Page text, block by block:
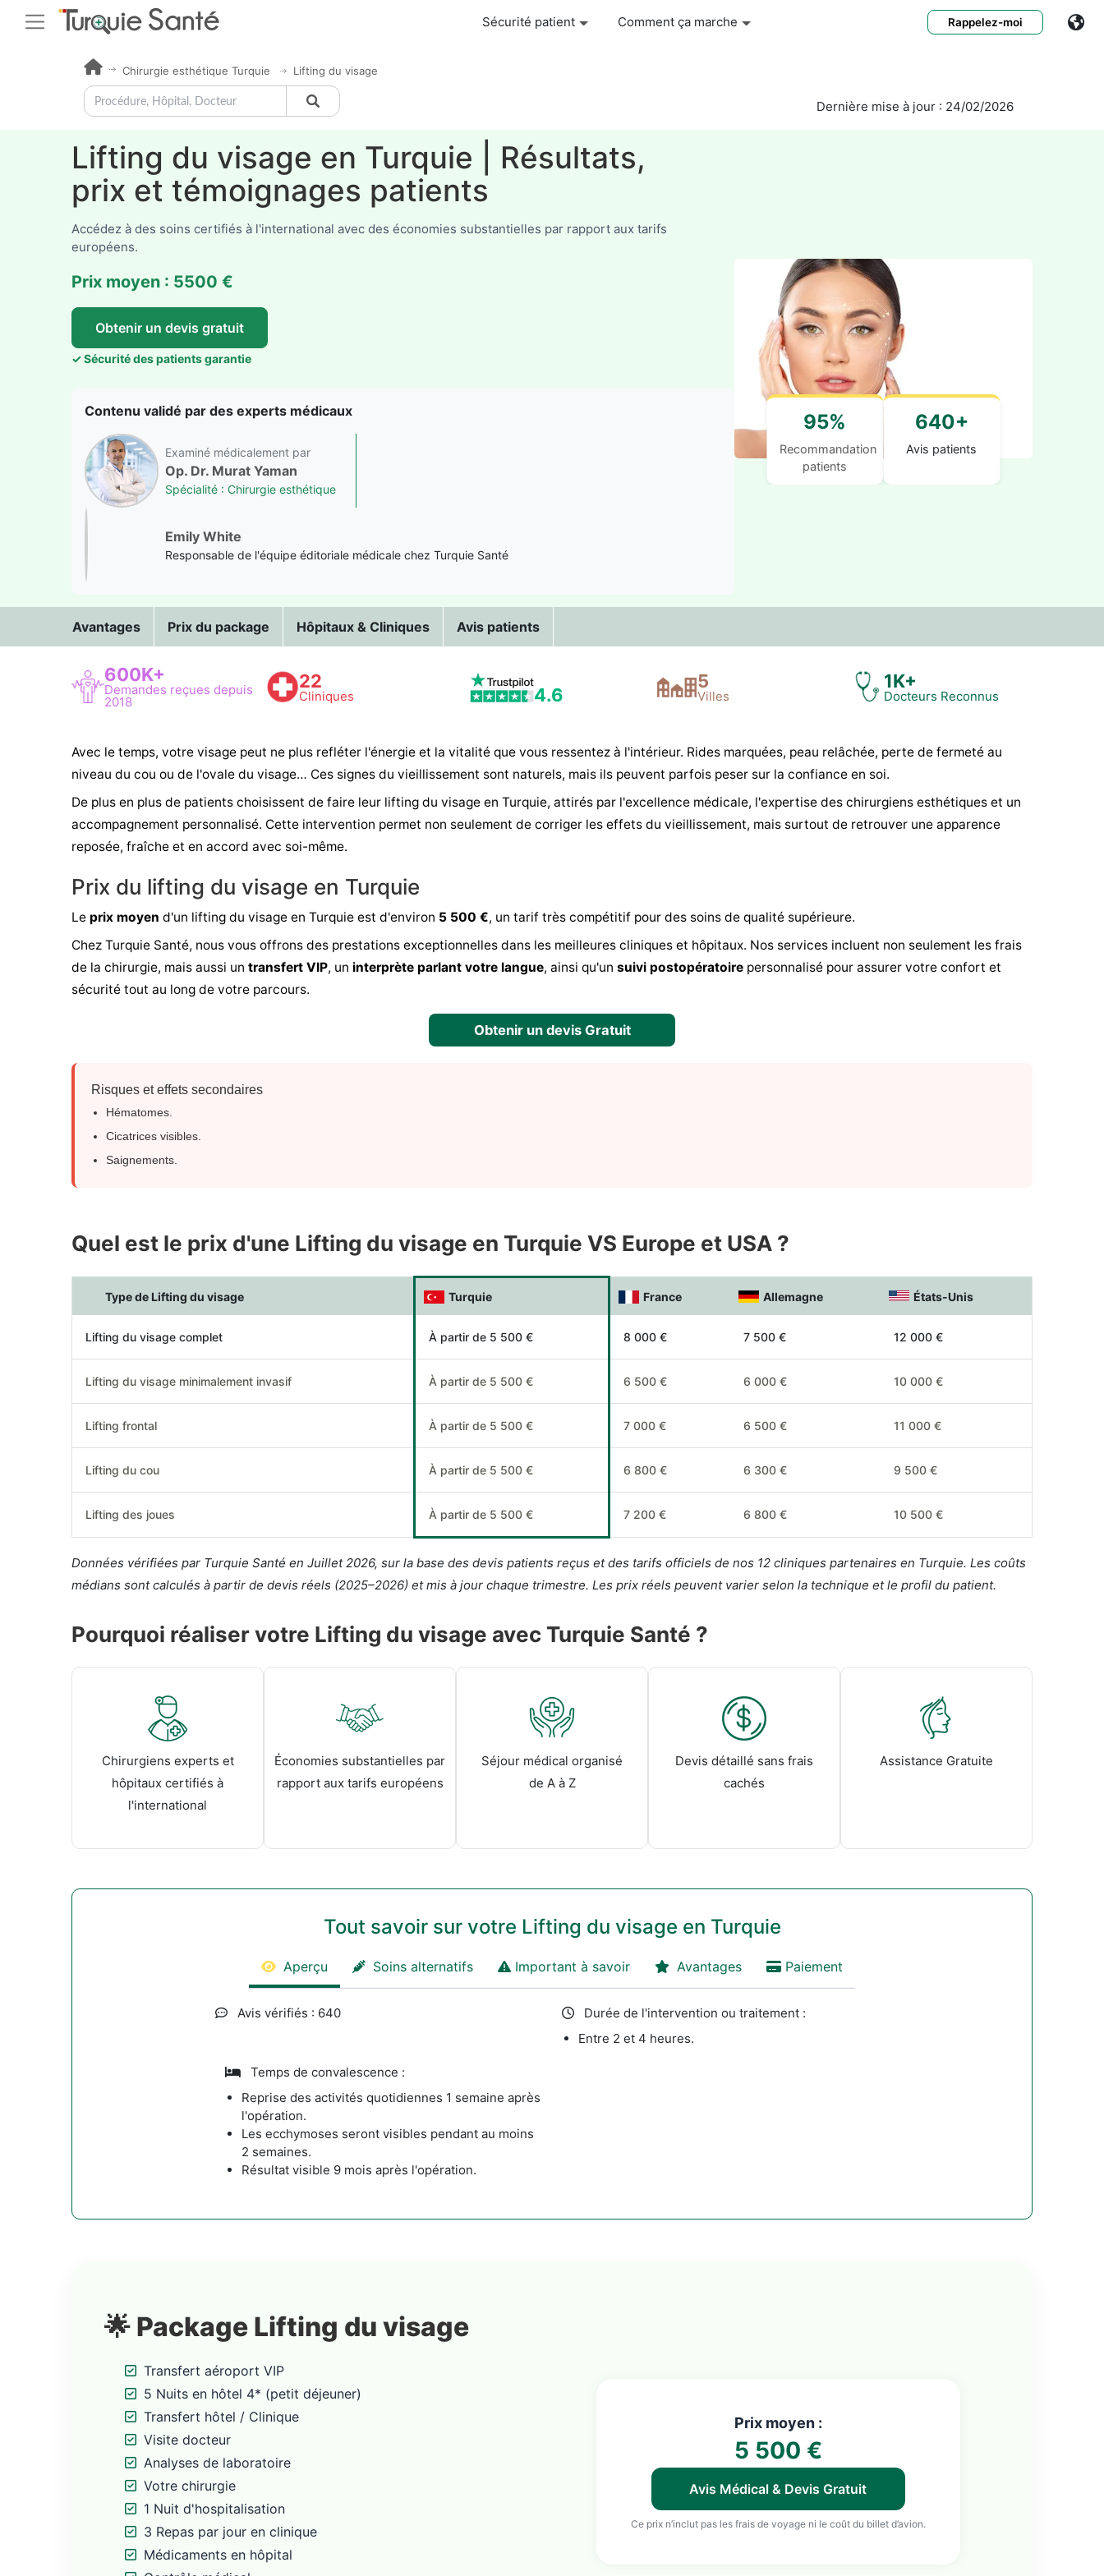
Sécurité patient Comment ça marche Rappelez-moi
Chirurgie esthétique Turquie Lifting du visage
Dernière mise à jour : 24/02/2026
Lifting du visage en Turquie | Résultats,
prix et témoignages patients
Accédez à des soins certifiés à l'international avec des économies substantielles par rapport aux tarifs
européens.
Prix moyen : 5500 €
Obtenir un devis gratuit
✓ Sécurité des patients garantie
Contenu validé par des experts médicaux
Examiné médicalement par
Op. Dr. Murat Yaman
Spécialité : Chirurgie esthétique
Emily White
Responsable de l'équipe éditoriale médicale chez Turquie Santé
95%
Recommandation
patients
640+
Avis patients
Avantages Prix du package Hôpitaux & Cliniques Avis patients
600K+
Demandes reçues depuis
2018
22
Cliniques 4.6
5
Villes
1K+
Docteurs Reconnus
Avec le temps, votre visage peut ne plus refléter l'énergie et la vitalité que vous ressentez à l'intérieur. Rides marquées, peau relâchée, perte de fermeté au
niveau du cou ou de l'ovale du visage… Ces signes du vieillissement sont naturels, mais ils peuvent parfois peser sur la confiance en soi.
De plus en plus de patients choisissent de faire leur lifting du visage en Turquie, attirés par l'excellence médicale, l'expertise des chirurgiens esthétiques et un
accompagnement personnalisé. Cette intervention permet non seulement de corriger les effets du vieillissement, mais surtout de retrouver une apparence
reposée, fraîche et en accord avec soi-même.
Prix du lifting du visage en Turquie
Le prix moyen d'un lifting du visage en Turquie est d'environ 5 500 €, un tarif très compétitif pour des soins de qualité supérieure.
Chez Turquie Santé, nous vous offrons des prestations exceptionnelles dans les meilleures cliniques et hôpitaux. Nos services incluent non seulement les frais
de la chirurgie, mais aussi un transfert VIP, un interprète parlant votre langue, ainsi qu'un suivi postopératoire personnalisé pour assurer votre confort et
sécurité tout au long de votre parcours.
Obtenir un devis Gratuit
Risques et effets secondaires
Hématomes.
Cicatrices visibles.
Saignements.
Quel est le prix d'une Lifting du visage en Turquie VS Europe et USA ?
Type de Lifting du visage Turquie France Allemagne États-Unis
Lifting du visage complet À partir de 5 500 € 8 000 € 7 500 € 12 000 €
Lifting du visage minimalement invasif À partir de 5 500 € 6 500 € 6 000 € 10 000 €
Lifting frontal À partir de 5 500 € 7 000 € 6 500 € 11 000 €
Lifting du cou À partir de 5 500 € 6 800 € 6 300 € 9 500 €
Lifting des joues À partir de 5 500 € 7 200 € 6 800 € 10 500 €
Données vérifiées par Turquie Santé en Juillet 2026, sur la base des devis patients reçus et des tarifs officiels de nos 12 cliniques partenaires en Turquie. Les coûts
médians sont calculés à partir de devis réels (2025–2026) et mis à jour chaque trimestre. Les prix réels peuvent varier selon la technique et le profil du patient.
Pourquoi réaliser votre Lifting du visage avec Turquie Santé ?
Chirurgiens experts et
hôpitaux certifiés à
l'international
Économies substantielles par
rapport aux tarifs européens
Séjour médical organisé
de A à Z
Devis détaillé sans frais
cachés
Assistance Gratuite
Tout savoir sur votre Lifting du visage en Turquie
Aperçu Soins alternatifs Important à savoir Avantages Paiement
Avis vérifiés : 640
Durée de l'intervention ou traitement :
Entre 2 et 4 heures.
Temps de convalescence :
Reprise des activités quotidiennes 1 semaine après
l'opération.
Les ecchymoses seront visibles pendant au moins
2 semaines.
Résultat visible 9 mois après l'opération.
🌟 Package Lifting du visage
Transfert aéroport VIP
5 Nuits en hôtel 4* (petit déjeuner)
Transfert hôtel / Clinique
Visite docteur
Analyses de laboratoire
Votre chirurgie
1 Nuit d'hospitalisation
3 Repas par jour en clinique
Médicaments en hôpital
Prix moyen :
5 500 €
Avis Médical & Devis Gratuit
Ce prix n’inclut pas les frais de voyage ni le coût du billet d’avion.